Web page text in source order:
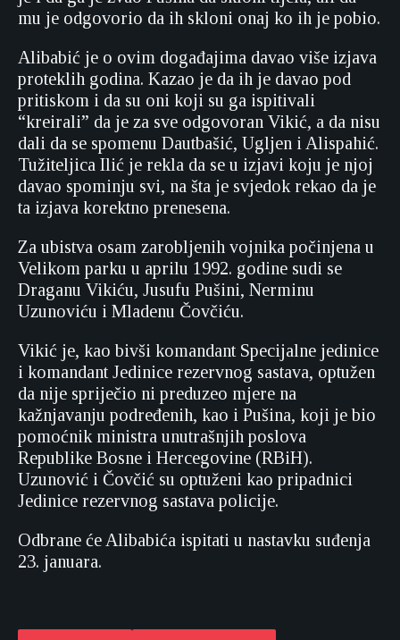
mu je odgovorio da ih skloni onaj ko ih je pobio.
Alibabić je o ovim događajima davao više izjava
proteklih godina. Kazao je da ih je davao pod
pritiskom i da su oni koji su ga ispitivali
“kreirali” da je za sve odgovoran Vikić, a da nisu
dali da se spomenu Dautbašić, Ugljen i Alispahić.
Tužiteljica Ilić je rekla da se u izjavi koju je njoj
davao spominju svi, na šta je svjedok rekao da je
ta izjava korektno prenesena.
Za ubistva osam zarobljenih vojnika počinjena u
Velikom parku u aprilu 1992. godine sudi se
Draganu Vikiću, Jusufu Pušini, Nerminu
Uzunoviću i Mladenu Čovčiću.
Vikić je, kao bivši komandant Specijalne jedinice
i komandant Jedinice rezervnog sastava, optužen
da nije spriječio ni preduzeo mjere na
kažnjavanju podređenih, kao i Pušina, koji je bio
pomoćnik ministra unutrašnjih poslova
Republike Bosne i Hercegovine (RBiH).
Uzunović i Čovčić su optuženi kao pripadnici
Jedinice rezervnog sastava policije.
Odbrane će Alibabića ispitati u nastavku suđenja
23. januara.